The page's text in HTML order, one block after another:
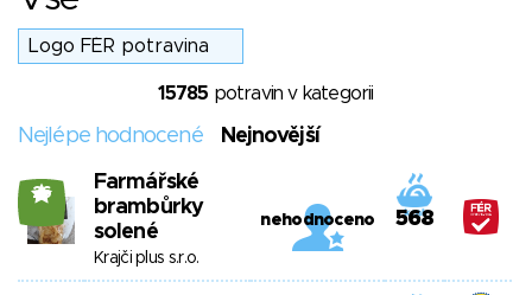
15785 potravin v kategorii
Nejlépe hodnocené Nejnovější
26
Farmářské
brambůrky
solené
Krajči plus s.r.o.
nehodnoceno 568